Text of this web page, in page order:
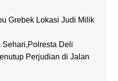
Grebek Lokasi Judi Milik
Sehari,Polresta Deli
Perjudian di Jalan